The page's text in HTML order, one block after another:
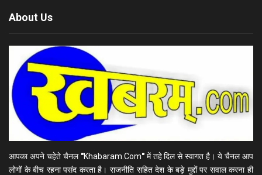
About Us
आपका अपने चहेते चैनल "Khabaram.Com"में तहे दिल से स्वागत है। ये चैनल आप
लोगों के बीच रहना पसंद करता है। राजनीति सहित देश के बड़े मुद्दों पर सवाल करना ही